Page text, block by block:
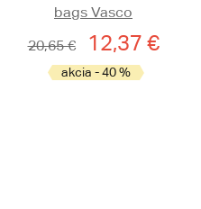
bags Vasco
20,65 €
12,37 €
akcia - 40 %